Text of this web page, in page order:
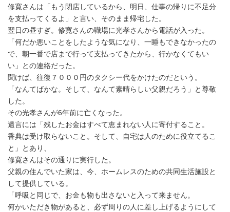
修寛さんは「もう閉店しているから、明日、仕事の帰りに不足分
を支払ってくるよ」と言い、そのまま帰宅した。
翌日の昼すぎ。修寛さんの職場に光孝さんから電話が入った。
「何だか悪いことをしたような気になり、一睡もできなかったの
で、朝一番で店まで行って支払ってきたから、行かなくてもい
い」との連絡だった。
聞けば、往復７０００円のタクシー代をかけたのだという。
「なんてばかな。そして、なんて素晴らしい父親だろう」と尊敬
した。
その光孝さんが6年前に亡くなった。
遺言には「残したお金はすべて恵まれない人に寄付すること。
香典は受け取らないこと。そして、自宅は人のために役立てるこ
と」とあり、
修寛さんはその通りに実行した。
父親の住んでいた家は、今、ホームレスのための共同生活施設と
して提供している。
「呼吸と同じで、お金も物も出さないと入って来ません。
何かいただき物があると、必ず周りの人に差し上げるようにして